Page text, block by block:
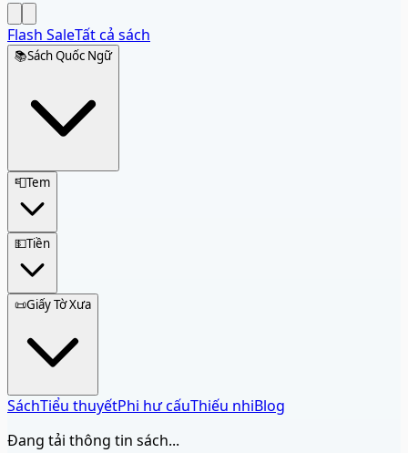
Flash SaleTất cả sách
📚Sách Quốc Ngữ
📮Tem
💵Tiền
📜Giấy Tờ Xưa
SáchTiểu thuyếtPhi hư cấuThiếu nhiBlog
Đang tải thông tin sách...